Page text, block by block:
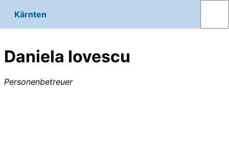
Kärnten
Daniela Iovescu
Personenbetreuer